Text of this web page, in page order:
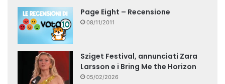
Page Eight – Recensione
08/11/2011
Sziget Festival, annunciati Zara
Larsson e i Bring Me the Horizon
05/02/2026